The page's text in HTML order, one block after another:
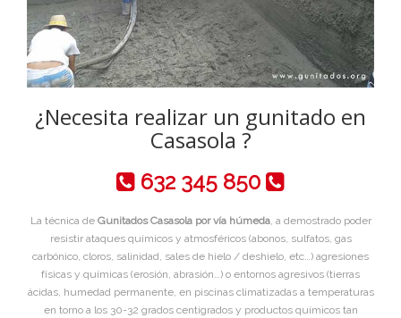
¿Necesita realizar un gunitado en
Casasola ?
632 345 850
La técnica de Gunitados Casasola por vía húmeda, a demostrado poder
resistir ataques químicos y atmosféricos (abonos, sulfatos, gas
carbónico, cloros, salinidad, sales de hielo / deshielo, etc…) agresiones
físicas y químicas (erosión, abrasión…) o entornos agresivos (tierras
ácidas, humedad permanente, en piscinas climatizadas a temperaturas
en torno a los 30-32 grados centigrados y productos químicos tan